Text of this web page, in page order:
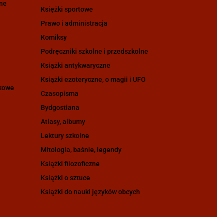
Księżki sportowe
Prawo i administracja
Komiksy
Podręczniki szkolne i przedszkolne
Książki antykwaryczne
Książki ezoteryczne, o magii i UFO
Czasopisma
Bydgostiana
Atlasy, albumy
Lektury szkolne
Mitologia, baśnie, legendy
Książki filozoficzne
Książki o sztuce
Książki do nauki języków obcych